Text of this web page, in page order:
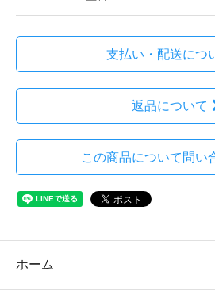
支払い・配送につ
返品について
この商品について問い
ホーム